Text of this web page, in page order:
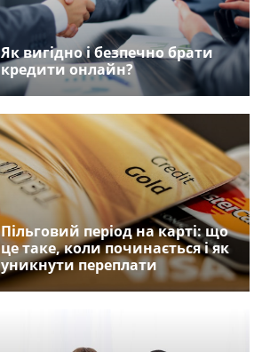
Як вигідно і безпечно брати
кредити онлайн?
Пільговий період на карті: що
це таке, коли починається і як
уникнути переплати